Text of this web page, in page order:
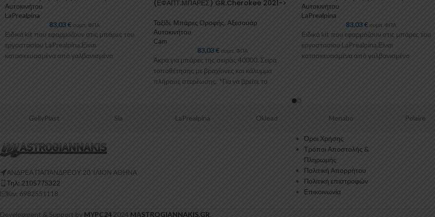
Αυτοκινήτου
LaPrealpina
83,03€ συμπ. ΦΠΑ
Ειδικά kit που εφαρμόζουν στις μπάρες του
εργοστασίου LaPrealpina.Είναι
κατασκευασμένα από γαλβανισμένo
(ΕΦΑΠΤ.ΜΠΑΡΕΣ) GR.Cherokee 2021->
Ταξίδι, Μπάρες Οροφής, Αξεσουάρ
Αυτοκινήτου
Cam
83,03€ συμπ. ΦΠΑ
Άκρα για μπάρες της σειράς 40000. Σειρά
τοποθέτησης με βραχίονες και κάλυμμα
πλήρους στερέωσης. *Για να βρείτε το
Αυτοκινήτου
LaPrealpina
83,03€ συμπ. ΦΠΑ
Ειδικά kit που εφαρμόζουν στις μπάρες του
εργοστασίου LaPrealpina.Είναι
κατασκευασμένα από γαλβανισμένo
ΑΝΔΡΕΑ ΠΑΠΑΝΔΡΕΟΥ 20 ‘ΙΛΙΟΝ ΑΘΗΝΑ
Τηλ: 2105775322
Κιν: 6982551118
Όροι Χρήσης
Τρόποι Αποστολής &
Πληρωμής
Πολιτική Απορρήτου
Πολιτική επιστροφών
Επικοινωνία
Development & Support by MYPC24 2024 MASTROGIANNAKIS.GR.